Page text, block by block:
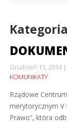
Grudzień 11, 2014
KOMUNIKATY
Rządowe
merytorycznym V
Prawo”, która